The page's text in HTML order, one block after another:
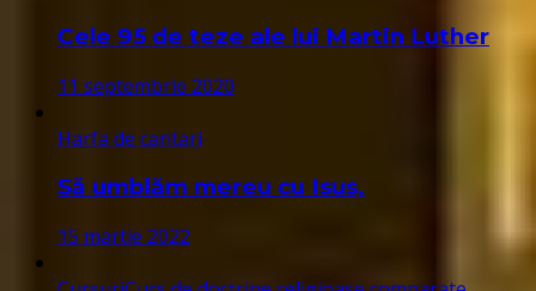
Cele 95 de teze ale lui Martin Luther
11 septembrie 2020
Harfa de cantari
Să umblăm mereu cu Isus,
15 martie 2022